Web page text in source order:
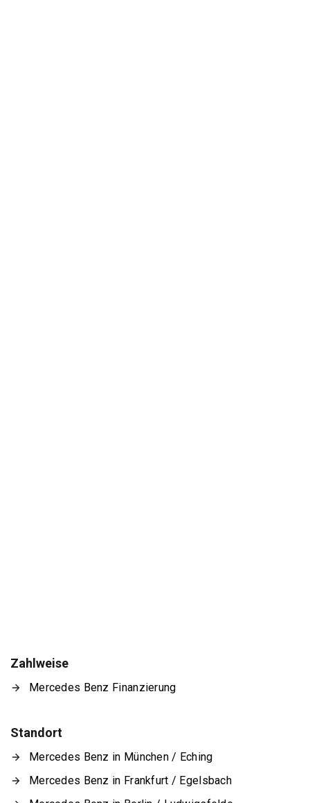
Zahlweise
Mercedes Benz Finanzierung
Standort
Mercedes Benz in München / Eching
Mercedes Benz in Frankfurt / Egelsbach